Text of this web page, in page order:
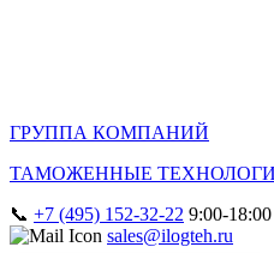
ГРУППА КОМПАНИЙ
ТАМОЖЕННЫЕ
+7 (495) 152-32-22 9:00-18:00
sales@ilogteh.ru